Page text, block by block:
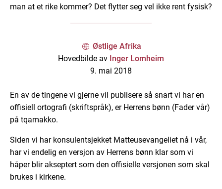
man at et rike kommer? Det flytter seg vel ikke rent fysisk?
Østlige Afrika
Hovedbilde av Inger Lomheim
9. mai 2018
En av de tingene vi gjerne vil publisere så snart vi har en
offisiell ortografi (skriftspråk), er Herrens bønn (Fader vår)
på tqamakko.
Siden vi har konsulentsjekket Matteusevangeliet nå i vår,
har vi endelig en versjon av Herrens bønn klar som vi
håper blir akseptert som den offisielle versjonen som skal
brukes i kirkene.